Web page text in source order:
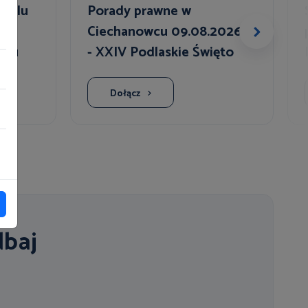
Porady prawne w
Ciechanowcu 09.08.2026r.
- XXIV Podlaskie Święto
Chleba
Dołącz